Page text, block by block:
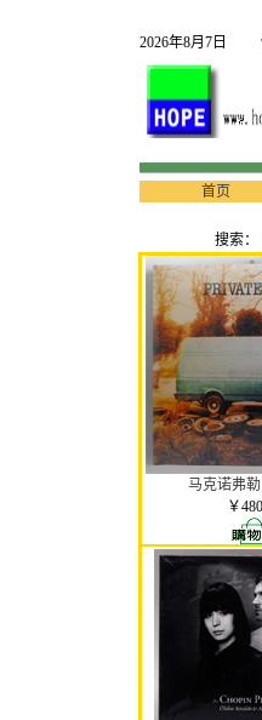
2026年8月7日
首页
搜索：
马克诺弗
￥